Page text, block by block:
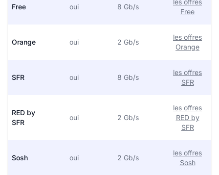
Free oui 8 Gb/s
les offres
Free
Orange oui 2 Gb/s
les offres
Orange
SFR oui 8 Gb/s
les offres
SFR
RED by
SFR
oui 2 Gb/s
les offres
RED by
SFR
Sosh oui 2 Gb/s
les offres
Sosh